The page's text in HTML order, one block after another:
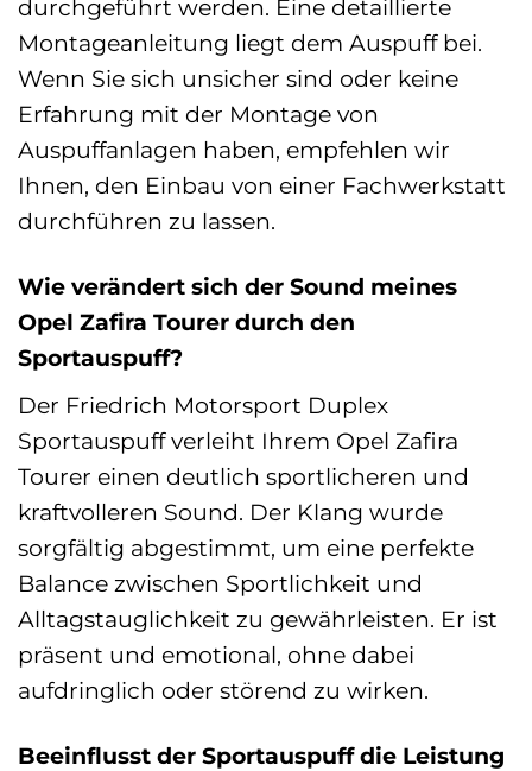
durchgeführt werden. Eine detaillierte
Montageanleitung liegt dem Auspuff bei.
Wenn Sie sich unsicher sind oder keine
Erfahrung mit der Montage von
Auspuffanlagen haben, empfehlen wir
Ihnen, den Einbau von einer Fachwerkstatt
durchführen zu lassen.
Wie verändert sich der Sound meines
Opel Zafira Tourer durch den
Sportauspuff?
Der Friedrich Motorsport Duplex
Sportauspuff verleiht Ihrem Opel Zafira
Tourer einen deutlich sportlicheren und
kraftvolleren Sound. Der Klang wurde
sorgfältig abgestimmt, um eine perfekte
Balance zwischen Sportlichkeit und
Alltagstauglichkeit zu gewährleisten. Er ist
präsent und emotional, ohne dabei
aufdringlich oder störend zu wirken.
Beeinflusst der Sportauspuff die Leistung